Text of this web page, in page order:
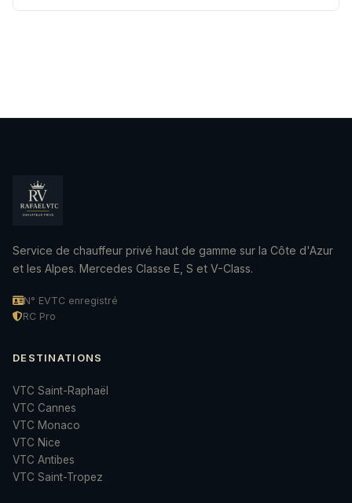
VIP.
Service de chauffeur privé haut de gamme sur la Côte d'Azur
et les Alpes. Mercedes Classe E, S et V-Class.
N° EVTC enregistré
RC Pro
DESTINATIONS
VTC Saint-Raphaël
VTC Cannes
VTC Monaco
VTC Nice
VTC Antibes
VTC Saint-Tropez